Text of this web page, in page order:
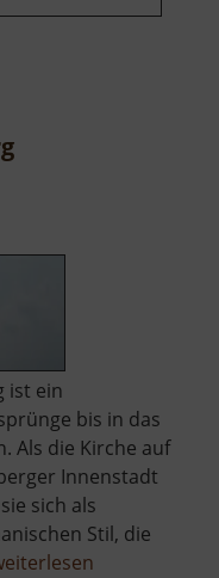
ist ein
bis in das
Als die Kirche auf
Innenstadt
sich als
Stil, die